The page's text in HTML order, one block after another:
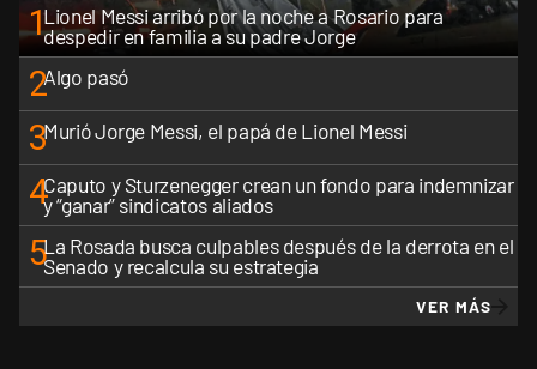
1Lionel Messi arribó por la noche a Rosario para
despedir en familia a su padre Jorge
2Algo pasó
3Murió Jorge Messi, el papá de Lionel Messi
4Caputo y Sturzenegger crean un fondo para indemnizar
y “ganar” sindicatos aliados
5La Rosada busca culpables después de la derrota en el
Senado y recalcula su estrategia
VER MÁS